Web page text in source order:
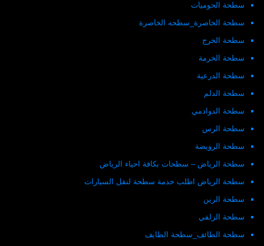
سطحة الحوميات
سطحة الخاصرة_سطحه الخاصرة
سطحة الخرج
سطحة الخرمة
سطحة الدرعية
سطحة الدلم
سطحة الدوادمي
سطحة الرس
سطحة الرويضة
سطحة الرياض – سطحات بكافة احياء الرياض
سطحة الرياض اطلب خدمة سطحة لنقل السيارات
سطحة الرين
سطحة الزلفي
سطحة الطائف_سطحة الطايف